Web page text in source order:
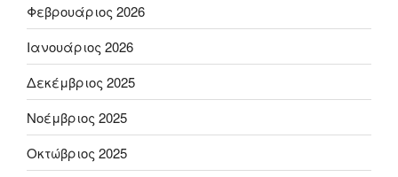
Φεβρουάριος 2026
Ιανουάριος 2026
Δεκέμβριος 2025
Νοέμβριος 2025
Οκτώβριος 2025